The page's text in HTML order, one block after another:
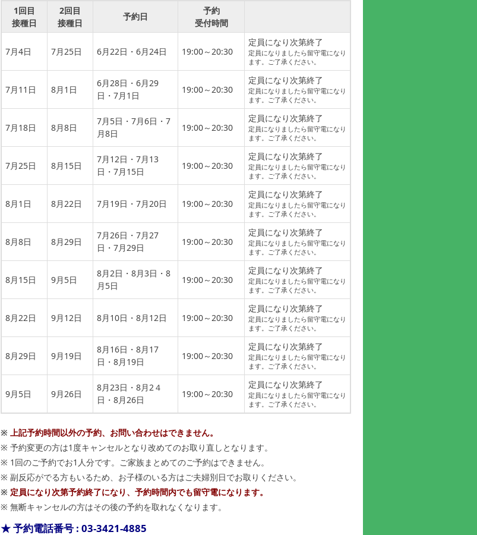
1回目
接種日
2回目
接種日
予約日
予約
受付時間
7月4日 7月25日 6月22日・6月24日 19:00～20:30
定員になり次第終了
定員になりましたら留守電になり
ます。ご了承ください。
7月11日 8月1日
6月28日・6月29
日・7月1日
19:00～20:30
定員になり次第終了
定員になりましたら留守電になり
ます。ご了承ください。
7月18日 8月8日
7月5日・7月6日・7
月8日
19:00～20:30
定員になり次第終了
定員になりましたら留守電になり
ます。ご了承ください。
7月25日 8月15日
7月12日・7月13
日・7月15日
19:00～20:30
定員になり次第終了
定員になりましたら留守電になり
ます。ご了承ください。
8月1日 8月22日 7月19日・7月20日 19:00～20:30
定員になり次第終了
定員になりましたら留守電になり
ます。ご了承ください。
8月8日 8月29日
7月26日・7月27
日・7月29日
19:00～20:30
定員になり次第終了
定員になりましたら留守電になり
ます。ご了承ください。
8月15日 9月5日
8月2日・8月3日・8
月5日
19:00～20:30
定員になり次第終了
定員になりましたら留守電になり
ます。ご了承ください。
8月22日 9月12日 8月10日・8月12日 19:00～20:30
定員になり次第終了
定員になりましたら留守電になり
ます。ご了承ください。
8月29日 9月19日
8月16日・8月17
日・8月19日
19:00～20:30
定員になり次第終了
定員になりましたら留守電になり
ます。ご了承ください。
9月5日 9月26日
8月23日・8月2４
日・8月26日
19:00～20:30
定員になり次第終了
定員になりましたら留守電になり
ます。ご了承ください。
※ 上記予約時間以外の予約、お問い合わせはできません。
※ 予約変更の方は1度キャンセルとなり改めてのお取り直しとなります。
※ 1回のご予約でお1人分です。ご家族まとめてのご予約はできません。
※ 副反応がでる方もいるため、お子様のいる方はご夫婦別日でお取りください。
※ 定員になり次第予約終了になり、予約時間内でも留守電になります。
※ 無断キャンセルの方はその後の予約を取れなくなります。
★ 予約電話番号 : 03-3421-4885